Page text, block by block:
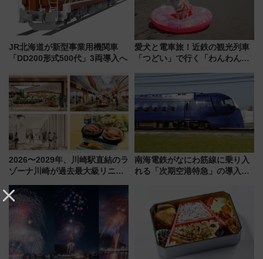
JR北海道が新型事業用機関車
「DD200形式500代」3両導入へ
愛犬と電車旅！近鉄の観光列車
「つどい」で行く「わんわん列
める日帰りツアー
2026〜2029年、川崎駅直結のラ
ゾーナ川崎が過去最大級リニュ
「いつから何が変わるか」徹底
解説！
南海電鉄がなにわ筋線に乗り入
れる「次期空港特急」の導入を
日本初の鉄道デザイン